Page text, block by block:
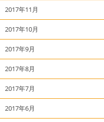
2017年11月
2017年10月
2017年9月
2017年8月
2017年7月
2017年6月